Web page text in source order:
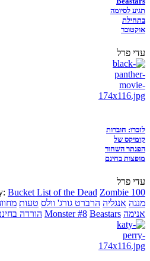
תגיע לסיומה
בתחילת
אוקטובר
עדי פרל
לזכרו: חוברות
קומיקס של
הפנתר השחור
מופצות בחינם
עדי פרל
Bucket List of the Dead Zombie 100
מנגה אנגליה הרברט גורג' וולס טעות
אנימה
Monster #8 Beastars הורדה